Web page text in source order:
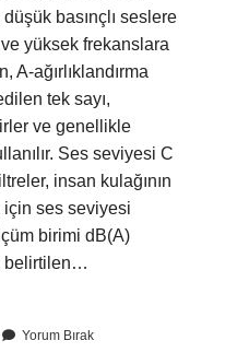
basınçlı seslere
yüksek frekanslara
A-ağırlıklandırma
tek sayı,
ve genellikle
Ses seviyesi C
insan kulağının
ses seviyesi
birimi dB(A)
belirtilen…
Yorum Bırak